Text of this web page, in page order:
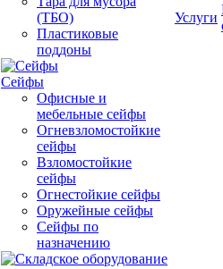
(ТБО)
Пластиковые
поддоны
Сейфы
Офисные и
мебельные сейфы
Огневзломостойкие
сейфы
Взломостойкие
сейфы
Огнестойкие сейфы
Оружейные сейфы
Сейфы по
назначению
Услуги